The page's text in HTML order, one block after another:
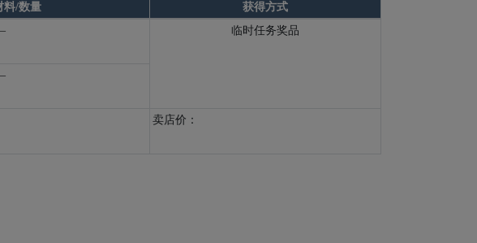
料/数量
获得方式
临时任务奖品
卖店价：